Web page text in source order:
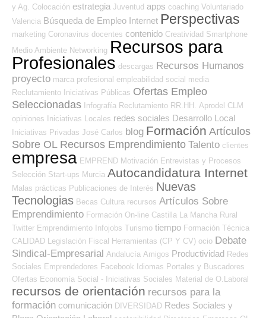
y Ag. Colocación estrategia Juventud apps coaching Voluntariado
Valencia Búsqueda de Empleo Internet Perspectivas
marketing Coronavirus docentes contenido Creatividad Smartphone
Medio Ambiente Networking Recursos para
Profesionales descargas Recursos Humanos
proyecto marca profesional empleabilidad social media
Reclutamiento Iniciativas Públicas Ofertas Empleo
Seleccionadas Infografía Reclutamiento RR.HH.
Aprodel CLM
opiniones
Iniciativas Locales redes sociales Desarrollo Local
Iniciativas Privadas José Carlos blog Formación Artículos
Sobre OL Recursos Emprendimiento Talento clientes
empresa EMPREND Motivación Entrevistas y Procesos
Selección Start-ups Murcia Autocandidatura Internet
Malas prácticas Publicaciones de Interés Nuevas
Tecnologias Becas Cultura recursos Artículos Sobre
Emprendimiento Formación On-line Castilla La Mancha Rural
Twitter Emprendimiento Infojobs Turismo tiempo Formación Técnica
CALIDAD
Legislación Fiscal Herramientas (CP Y CV) ocio Debate
Sindical-Empresarial Andalucía Amigos Productividad Redes
Sociales Emprendedores Facebook Idiomas Portales y Buscadores
Ofertas Economía Social - Iniciativas Sociales Material de O.Laboral
recursos de orientación recursos para la
formación comunicación DIVERSIDAD Redes Sociales y